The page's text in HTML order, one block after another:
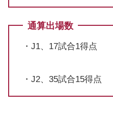
通算出場数
・J1、17試合1得点
・J2、35試合15得点